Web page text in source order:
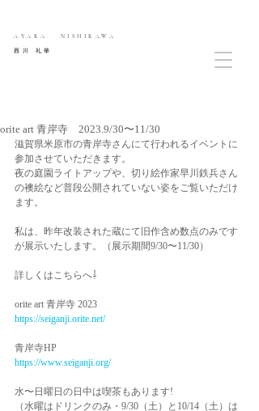
AYAKA NISHIKAWA
西川 礼華
orite art 青岸寺 2023.9/30〜11/30
滋賀県米原市の青岸寺さんにて行われるイベントに
参加させていただきます。
夜の庭園ライトアップや、切り絵作家早川鉄兵さん
の襖絵など普段公開されていない姿をご覧いただけ
ます。
私は、昨年改装された蔵にて旧作含め数点のみです
が展示いたします。（展示期間9/30〜11/30）
詳しくはこちらへ⇩
orite art 青岸寺 2023
https://seiganji.orite.net/
青岸寺HP
https://www.seiganji.org/
水〜日曜日の日中は喫茶もあります!
（水曜はドリンクのみ・9/30（土）と10/14（土）は